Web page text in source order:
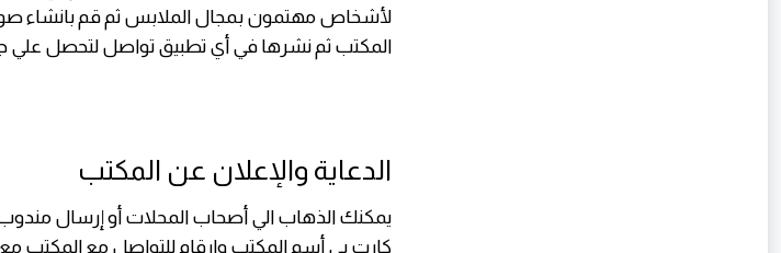
لأشخاص مهتمون بمجال الملابس ثم قم بانشاء
المكتب ثم نشرها في أي تطبيق تواصل لتحصل
الدعاية والإعلان عن المكتب
يمكنك الذهاب الي أصحاب المحلات أو إرسال
كارت بي أسم المكتب وارقام للتواصل مع المكتب